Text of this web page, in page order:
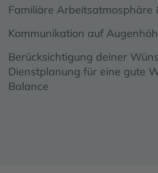
Familiäre Arbeitsatmosphäre
Kommunikation auf
Berücksichtigung deiner
Dienstplanung für eine gute
Balance